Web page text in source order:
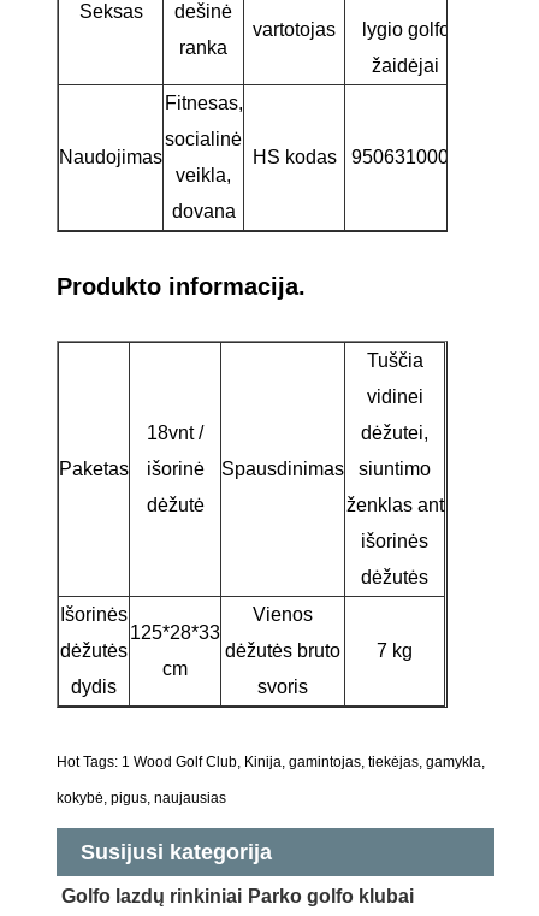
Seksas
dešinė
ranka
vartotojas
lygio golfo
žaidėjai
Naudojimas
Fitnesas,
socialinė
veikla,
dovana
HS kodas 9506310000
Produkto informacija.
Paketas
18vnt /
išorinė
dėžutė
Spausdinimas
Tuščia
vidinei
dėžutei,
siuntimo
ženklas ant
išorinės
dėžutės
Išorinės
dėžutės
dydis
125*28*33
cm
Vienos
dėžutės bruto
svoris
7 kg
Hot Tags: 1 Wood Golf Club, Kinija, gamintojas, tiekėjas, gamykla,
kokybė, pigus, naujausias
Susijusi kategorija
Golfo lazdų rinkiniai Parko golfo klubai